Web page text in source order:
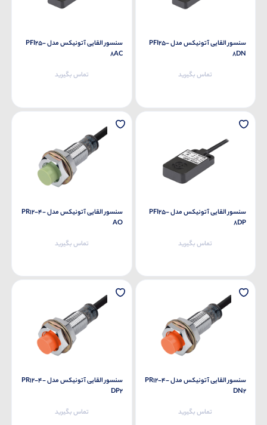
سنسور القایی آتونیکس مدل PFI25-
8DN
تماس بگیرید
سنسور القایی آتونیکس مدل PFI25-
8AC
تماس بگیرید
سنسور القایی آتونیکس مدل PFI25-
8DP
تماس بگیرید
سنسور القایی آتونیکس مدل PR12-4-
AO
تماس بگیرید
سنسور القایی آتونیکس مدل PR12-4-
DN2
تماس بگیرید
سنسور القایی آتونیکس مدل PR12-4-
DP2
تماس بگیرید